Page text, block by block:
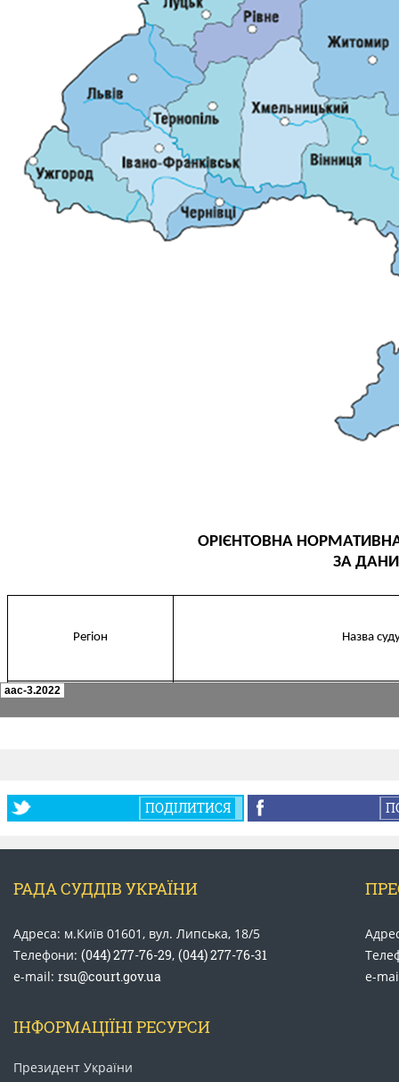
РІШЕННЯ РСУ
НОРМАТИВНІ ДОКУМЕНТИ
МІЖНАРОДНІ СТАНДАРТИ
СОЦІОЛОГІЧНІ ОПИТУВАННЯ
СИСТЕМА ОЦІНЮВАННЯ
ПОДІЛИТИСЯ
РАДА СУДДІВ УКРАЇНИ
Адреса: м.Київ 01601, вул. Липська, 18/5
Телефони: (044) 277-76-29, (044) 277-76-31
e-mail: rsu@court.gov.ua
e-
ІНФОРМАЦІЇНІ РЕСУРСИ
Президент України